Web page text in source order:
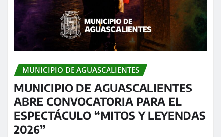
MUNICIPIO DE AGUASCALIENTES
MUNICIPIO DE AGUASCALIENTES
ABRE CONVOCATORIA PARA EL
ESPECTÁCULO “MITOS Y LEYENDAS
2026”